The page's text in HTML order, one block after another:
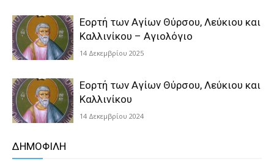
Εορτή των Αγίων Θύρσου, Λεύκιου και
Καλλινίκου – Αγιολόγιο
14 Δεκεμβρίου 2025
Εορτή των Αγίων Θύρσου, Λεύκιου και
Καλλινίκου
14 Δεκεμβρίου 2024
ΔΗΜΟΦΙΛΗ